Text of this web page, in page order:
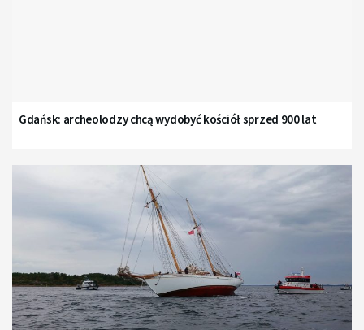
Gdańsk: archeolodzy chcą wydobyć kościół sprzed 900 lat